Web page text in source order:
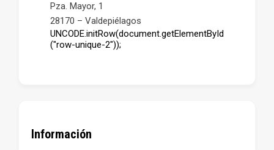
Pza. Mayor, 1
28170 – Valdepiélagos
UNCODE.initRow(document.getElementById
("row-unique-2"));
Información